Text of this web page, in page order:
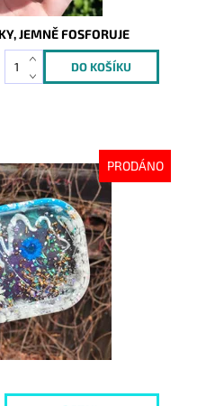
JEMNĚ FOSFORUJE
PRODÁNO